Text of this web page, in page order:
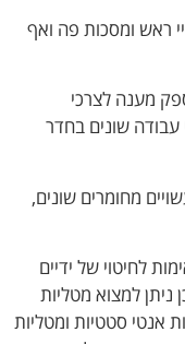
ראש ומסכות פה ואף
מענה לצרכי
עבודה שונים בחדר
מחומרים שונים,
לחיטוי של ידיים
ניתן למצוא מטליות
אנטי סטטיות ומטליות